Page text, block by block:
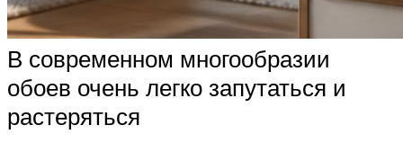
В современном многообразии
обоев очень легко запутаться и
растеряться